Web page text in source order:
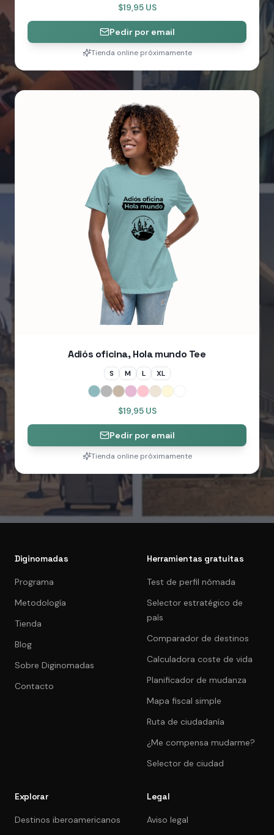
$19,95 US
Pedir por email
Tienda online próximamente
Adiós oficina, Hola mundo Tee
S M L XL
$19,95 US
Pedir por email
Tienda online próximamente
Diginomadas
Programa
Metodología
Tienda
Blog
Sobre Diginomadas
Contacto
Herramientas gratuitas
Test de perfil nómada
Selector estratégico de
país
Comparador de destinos
Calculadora coste de vida
Planificador de mudanza
Mapa fiscal simple
Ruta de ciudadanía
¿Me compensa mudarme?
Selector de ciudad
Explorar
Destinos iberoamericanos
Legal
Aviso legal